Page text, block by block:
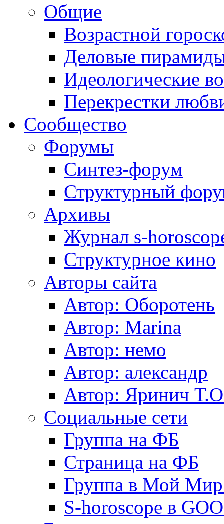
Общие
Возрастной
Деловые
Идеологические
Перекрестки
Сообщество
Форумы
Синтез-форум
Структурный
Архивы
Журнал s-
Структурное кино
Авторы сайта
Автор: Оборотень
Автор: Marina
Автор: немo
Автор: александр
Автор: Яринич
Социальные сети
Группа на ФБ
Страница на ФБ
Группа в Мой
S-horoscope в